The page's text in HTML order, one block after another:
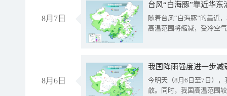
8月7日
台风“白海豚”靠近华
随着台风“白海豚”的靠近
高温范围将缩减，受冷空
8月6日
今明天（8月6日至7日）
散。同时，我国高温范围